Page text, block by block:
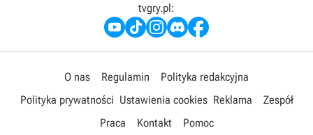
tvgry.pl:
O nas Regulamin
Polityka redakcyjna
Polityka prywatności Ustawienia cookies Reklama
Zespół
Praca
Kontakt Pomoc